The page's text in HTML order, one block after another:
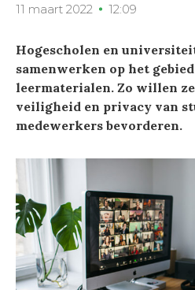
11 maart 2022
12:09
Hogescholen en
samenwerken op het
leermaterialen. Zo willen
veiligheid en privacy van
medewerkers bevorderen.